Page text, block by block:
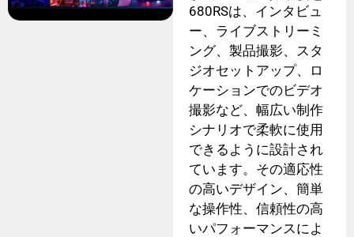
680RSは、インタビュ
ー、ライブストリーミ
ング、製品撮影、スタ
ジオセットアップ、ロ
ケーションでのビデオ
撮影など、幅広い制作
シナリオで柔軟に使用
できるように設計され
ています。その適応性
の高いデザイン、簡単
な操作性、信頼性の高
いパフォーマンスによ